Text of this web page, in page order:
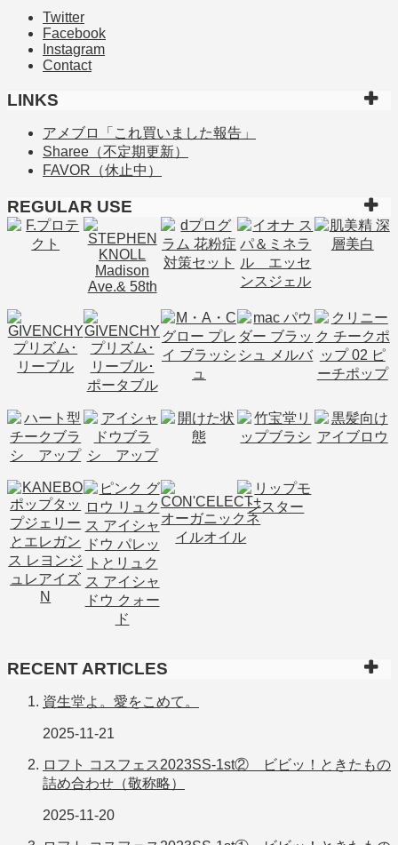
Twitter
Facebook
Instagram
Contact
LINKS
アメブロ「これ買いました報告」
Sharee（不定期更新）
FAVOR（休止中）
REGULAR USE
RECENT ARTICLES
資生堂よ。愛をこめて。
2025-11-21
ロフト コスフェス2023SS-1st② ビビッ！ときたもの
詰め合わせ（敬称略）
2025-11-20